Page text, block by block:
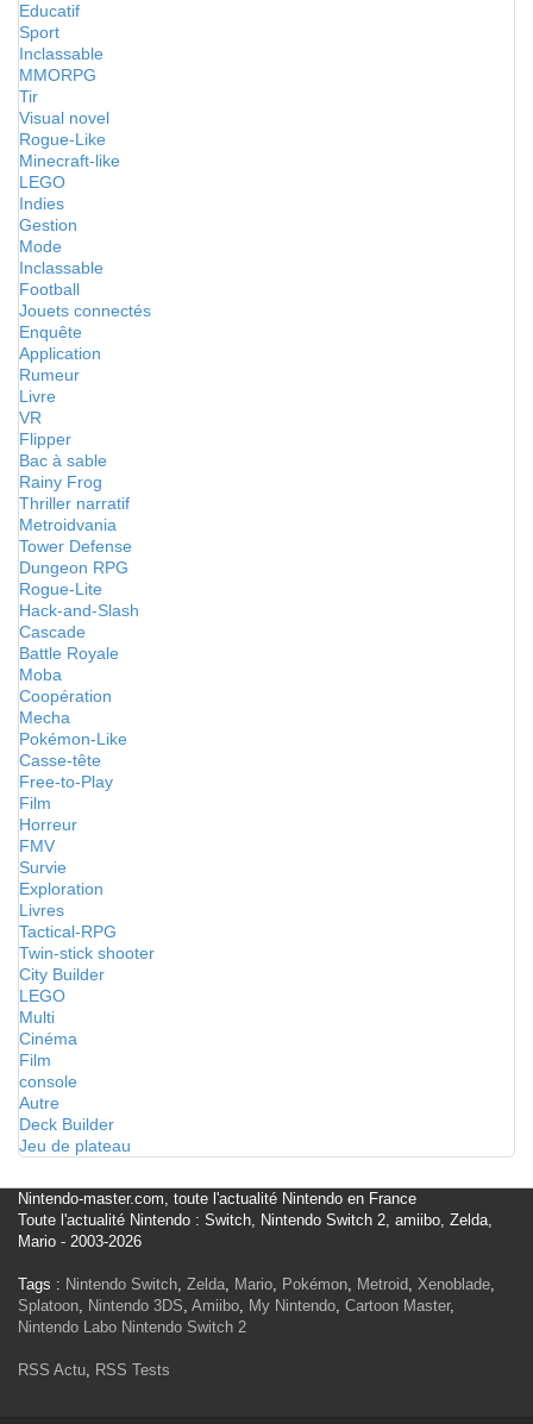
Educatif
Sport
Inclassable
MMORPG
Tir
Visual novel
Rogue-Like
Minecraft-like
LEGO
Indies
Gestion
Mode
Inclassable
Football
Jouets connectés
Enquête
Application
Rumeur
Livre
VR
Flipper
Bac à sable
Rainy Frog
Thriller narratif
Metroidvania
Tower Defense
Dungeon RPG
Rogue-Lite
Hack-and-Slash
Cascade
Battle Royale
Moba
Coopération
Mecha
Pokémon-Like
Casse-tête
Free-to-Play
Film
Horreur
FMV
Survie
Exploration
Livres
Tactical-RPG
Twin-stick shooter
City Builder
LEGO
Multi
Cinéma
Film
console
Autre
Deck Builder
Jeu de plateau
Nintendo-master.com, toute l'actualité Nintendo en France
Toute l'actualité Nintendo : Switch, Nintendo Switch 2, amiibo, Zelda,
Mario - 2003-2026
Tags : Nintendo Switch, Zelda, Mario, Pokémon, Metroid, Xenoblade,
Splatoon, Nintendo 3DS, Amiibo, My Nintendo, Cartoon Master,
Nintendo Labo Nintendo Switch 2
RSS Actu, RSS Tests